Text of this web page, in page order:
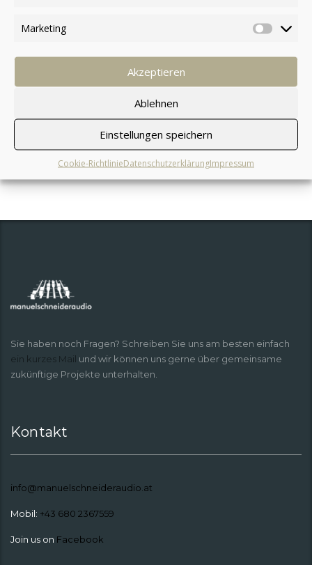
Marketing
Akzeptieren
Ablehnen
Einstellungen speichern
Cookie-RichtlinieDatenschutzerklärungImpressum
In den Warenkorb
Sie haben noch Fragen? Schreiben Sie uns am besten einfach
ein kurzes Mail und wir können uns gerne über gemeinsame
zukünftige Projekte unterhalten.
Kontakt
info@manuelschneideraudio.at
Mobil: +43 680 2367559
Join us on Facebook